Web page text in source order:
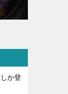
か登